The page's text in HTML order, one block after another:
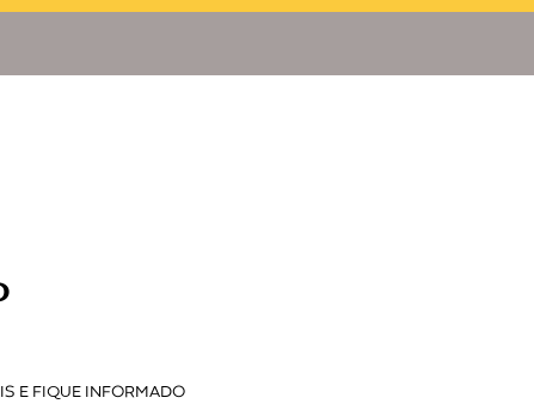
E FIQUE INFORMADO